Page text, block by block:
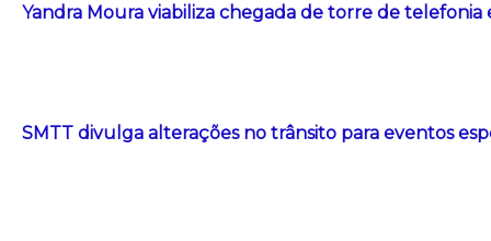
Yandra Moura viabiliza chegada de torre de telefonia
SMTT divulga alterações no trânsito para eventos